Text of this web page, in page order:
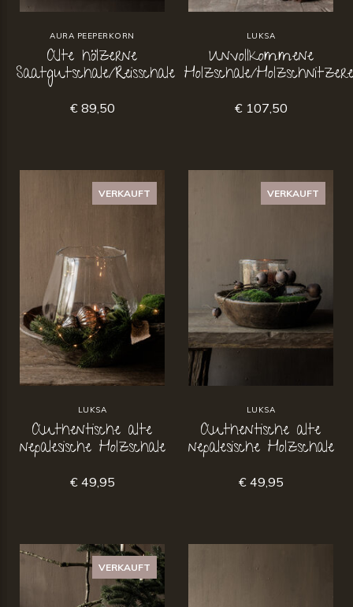
AURA PEEPERKORN
Alte hölzerne
Saatgutschale/Reisschale
€ 89,50
LUKSA
Unvollkommene
Holzschale/
€ 107,50
VERKAUFT
LUKSA
Authentische alte
nepalesische Holzschale
€ 49,95
VERKAUFT
LUKSA
Authentische alte
nepalesische Holzschale
€ 49,95
VERKAUFT